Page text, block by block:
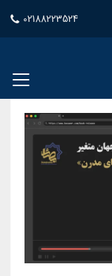
02188223524